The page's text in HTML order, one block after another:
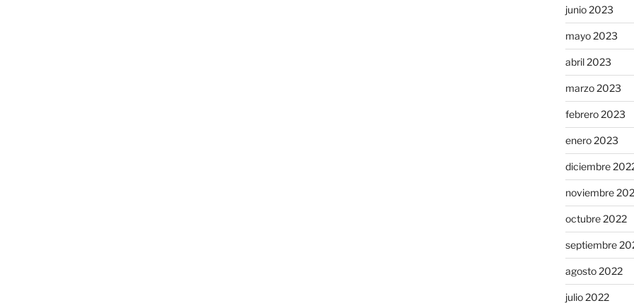
junio 2023
mayo 2023
abril 2023
marzo 2023
febrero 2023
enero 2023
diciembre
noviembre
octubre 2022
septiembre
agosto 2022
julio 2022